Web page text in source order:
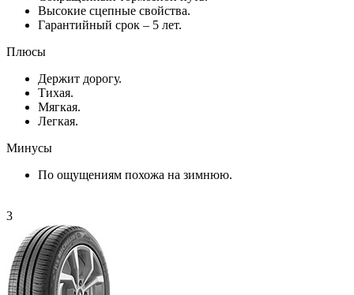
Высокие сцепные свойства.
Гарантийный срок – 5 лет.
Плюсы
Держит дорогу.
Тихая.
Мягкая.
Легкая.
Минусы
По ощущениям похожа на зимнюю.
3